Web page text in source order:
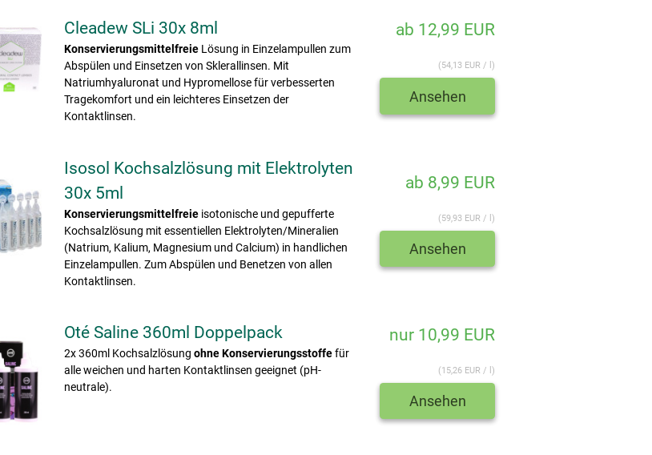
Cleadew SLi 30x 8ml
Konservierungsmittelfreie Lösung in Einzelampullen zum
Abspülen und Einsetzen von Sklerallinsen. Mit
Natriumhyaluronat und Hypromellose für verbesserten
Tragekomfort und ein leichteres Einsetzen der
Kontaktlinsen.
ab 12,99 EUR
(54,13 EUR / l)
Ansehen
Isosol Kochsalzlösung mit Elektrolyten
30x 5ml
Konservierungsmittelfreie isotonische und gepufferte
Kochsalzlösung mit essentiellen Elektrolyten/Mineralien
(Natrium, Kalium, Magnesium und Calcium) in handlichen
Einzelampullen. Zum Abspülen und Benetzen von allen
Kontaktlinsen.
ab 8,99 EUR
(59,93 EUR / l)
Ansehen
Oté Saline 360ml Doppelpack
2x 360ml Kochsalzlösungohne Konservierungsstoffefür
alle weichen und harten Kontaktlinsen geeignet (pH-
neutrale).
nur 10,99 EUR
(15,26 EUR / l)
Ansehen